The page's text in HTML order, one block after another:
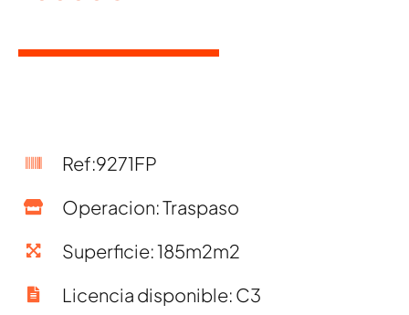
Ref:9271FP
Operacion: Traspaso
Superficie: 185m2m2
Licencia disponible: C3